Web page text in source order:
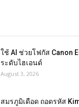
ใช้ AI ช่วยโฟกัส Canon
ระดับไฮเอนด์
August 3, 2026
สมรภูมิเดือด ถอดรหัส